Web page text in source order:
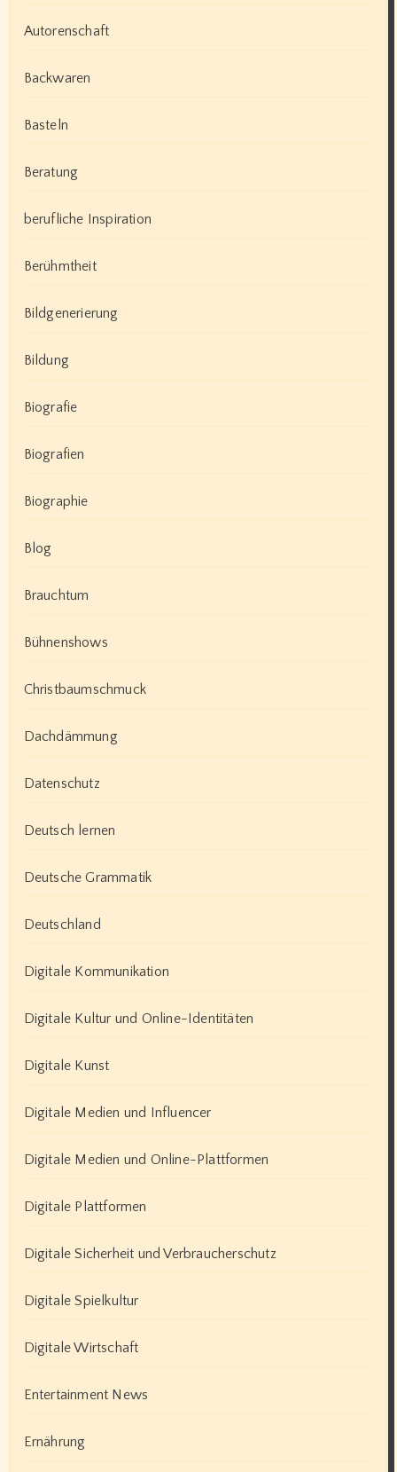
Autorenschaft
Backwaren
Basteln
Beratung
berufliche Inspiration
Berühmtheit
Bildgenerierung
Bildung
Biografie
Biografien
Biographie
Blog
Brauchtum
Bühnenshows
Christbaumschmuck
Dachdämmung
Datenschutz
Deutsch lernen
Deutsche Grammatik
Deutschland
Digitale Kommunikation
Digitale Kultur und Online-Identitäten
Digitale Kunst
Digitale Medien und Influencer
Digitale Medien und Online-Plattformen
Digitale Plattformen
Digitale Sicherheit und Verbraucherschutz
Digitale Spielkultur
Digitale Wirtschaft
Entertainment News
Ernährung